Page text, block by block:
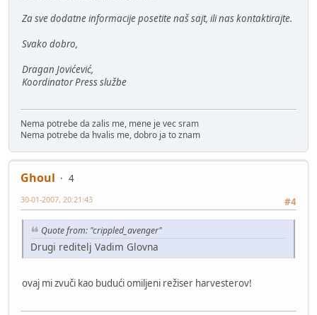
Za sve dodatne informacije posetite naš sajt, ili nas kontaktirajte.
Svako dobro,
Dragan Jovićević,
Koordinator Press službe
Nema potrebe da zalis me, mene je vec sram
Nema potrebe da hvalis me, dobro ja to znam
Ghoul
4
#4
30-01-2007, 20:21:43
Quote from: "crippled_avenger"
Drugi reditelj Vadim Glovna
ovaj mi zvuči kao budući omiljeni režiser harvesterov!